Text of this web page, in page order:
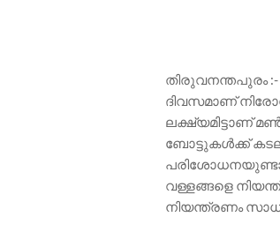
തിരുവനന്തപുരം
ദിവസമാണ്
ലക്ഷ്യമിട്ടാണ്
ബോട്ടുകൾക്ക്
വള്ളങ്ങളെ
നിയന്ത്രണം